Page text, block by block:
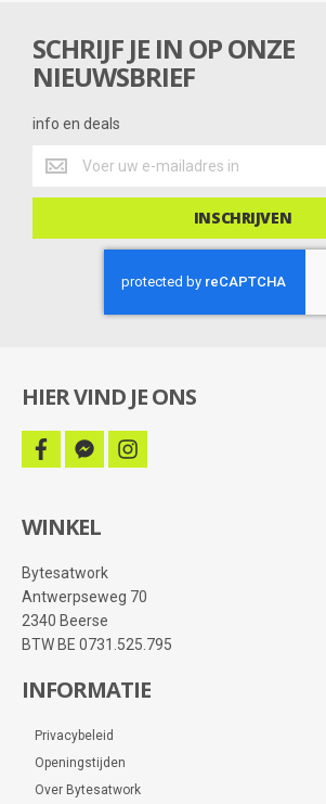
SCHRIJF JE IN OP ONZE
NIEUWSBRIEF
info en deals
info
en
deals
INSCHRIJVEN
HIER VIND JE ONS
facebook
facebook-
messenger
instagram
WINKEL
Bytesatwork
Antwerpseweg 70
2340 Beerse
BTW BE 0731.525.795
INFORMATIE
Privacybeleid
Openingstijden
Over Bytesatwork